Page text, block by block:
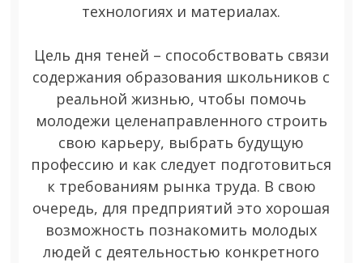
технологиях и материалах.
Цель дня теней – способствовать связи
содержания образования школьников с
реальной жизнью, чтобы помочь
молодежи целенаправленного строить
свою карьеру, выбрать будущую
профессию и как следует подготовиться
к требованиям рынка труда. В свою
очередь, для предприятий это хорошая
возможность познакомить молодых
людей с деятельностью конкретного